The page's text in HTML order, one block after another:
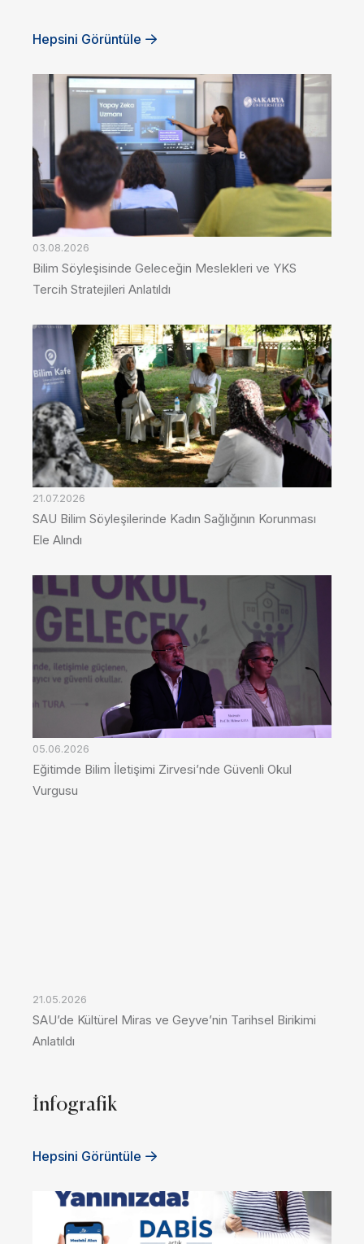
Hepsini Görüntüle
03.08.2026
Bilim Söyleşisinde Geleceğin Meslekleri ve YKS
Tercih Stratejileri Anlatıldı
21.07.2026
SAU Bilim Söyleşilerinde Kadın Sağlığının Korunması
Ele Alındı
05.06.2026
Eğitimde Bilim İletişimi Zirvesi’nde Güvenli Okul
Vurgusu
21.05.2026
SAU’de Kültürel Miras ve Geyve’nin Tarihsel Birikimi
Anlatıldı
İnfografik
Hepsini Görüntüle